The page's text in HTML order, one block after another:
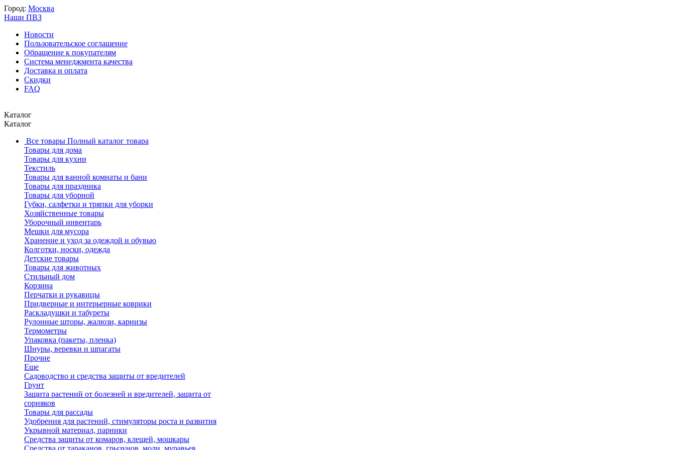
Город: Москва
Наши ПВЗ
Новости
Пользовательское соглашение
Обращение к покупателям
Система менеджмента качества
Доставка и оплата
Скидки
FAQ
Каталог
Каталог
Все товары Полный каталог товара
Товары для дома
Товары для кухни
Текстиль
Товары для ванной комнаты и бани
Товары для праздника
Товары для уборной
Губки, салфетки и тряпки для уборки
Хозяйственные товары
Уборочный инвентарь
Мешки для мусора
Хранение и уход за одеждой и обувью
Колготки, носки, одежда
Детские товары
Товары для животных
Стильный дом
Корзина
Перчатки и рукавицы
Придверные и интерьерные коврики
Раскладушки и табуреты
Рулонные шторы, жалюзи, карнизы
Термометры
Упаковка (пакеты, пленка)
Шнуры, веревки и шпагаты
Прочие
Еще
Садоводство и средства защиты от вредителей
Грунт
Защита растений от болезней и вредителей, защита от
сорняков
Товары для рассады
Удобрения для растений, стимуляторы роста и развития
Укрывной материал, парники
Средства защиты от комаров, клещей, мошкары
Средства от тараканов, грызунов, моли, муравьев